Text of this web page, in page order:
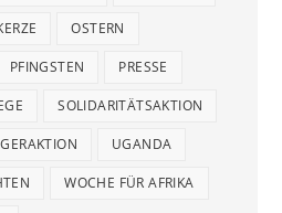
OSTERN
PFINGSTEN PRESSE
SOLIDARITÄTSAKTION
UGANDA
WOCHE FÜR AFRIKA